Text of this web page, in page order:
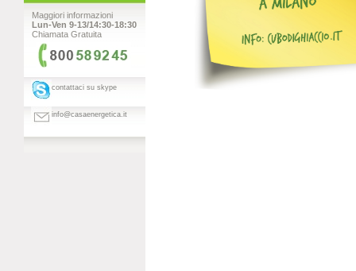
Maggiori informazioni
Lun-Ven 9-13/14:30-18:30
Chiamata Gratuita
contattaci su skype
info@casaenergetica.it